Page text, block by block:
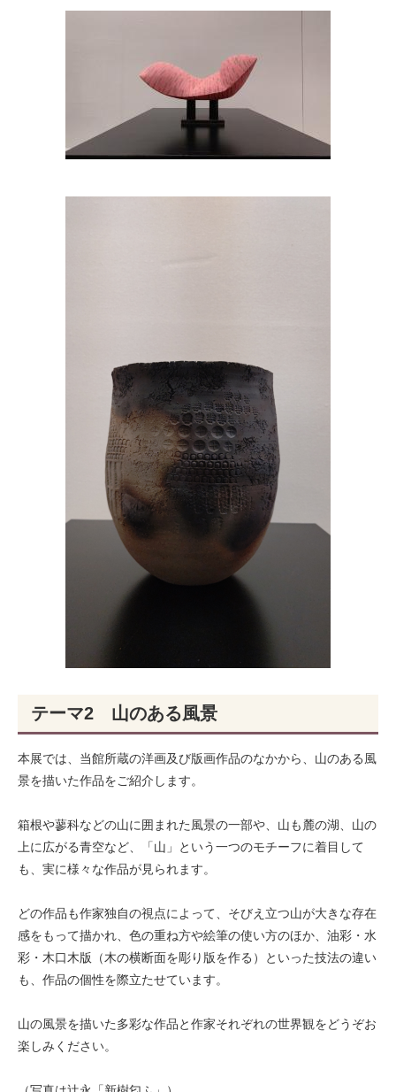
テーマ2 山のある風景
本展では、当館所蔵の洋画及び版画作品のなかから、山のある風
景を描いた作品をご紹介します。
箱根や蓼科などの山に囲まれた風景の一部や、山も麓の湖、山の
上に広がる青空など、「山」という一つのモチーフに着目して
も、実に様々な作品が見られます。
どの作品も作家独自の視点によって、そびえ立つ山が大きな存在
感をもって描かれ、色の重ね方や絵筆の使い方のほか、油彩・水
彩・木口木版（木の横断面を彫り版を作る）といった技法の違い
も、作品の個性を際立たせています。
山の風景を描いた多彩な作品と作家それぞれの世界観をどうぞお
楽しみください。